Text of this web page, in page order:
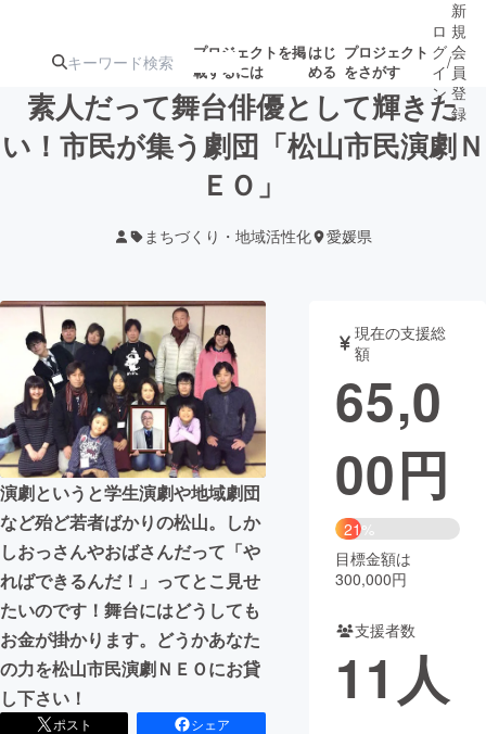
プロジェクトを掲
載するには
はじ
める
プロジェクト
をさがす
注目の新着プロ
募集終了が近いプ
テクノロジー・ガジェット
映像・映画 書籍・雑誌
ビジネス・起業 チャレンジ
まちづくり・地域活性化
CAMPFIRE for Social Good
CAMPFIRE Creation
CAMPFIREふるさと納税machi-ya コミュニティ
ロ
グ
イ
ン
/
新
規
会
員
登
録
素人だって舞台俳優として輝きた
い！市民が集う劇団「松山市民演劇Ｎ
ＥＯ」
まちづくり・地域活性化 愛媛県
演劇というと学生演劇や地域劇団
など殆ど若者ばかりの松山。しか
しおっさんやおばさんだって「や
ればできるんだ！」ってとこ見せ
たいのです！舞台にはどうしても
お金が掛かります。どうかあなた
の力を松山市民演劇ＮＥＯにお貸
し下さい！
ポスト
シェア
現在の支援総
額
65,0
00円
21%
目標金額は
300,000円
支援者数
11 人